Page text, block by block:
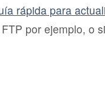
rápida para
por ejemplo, o